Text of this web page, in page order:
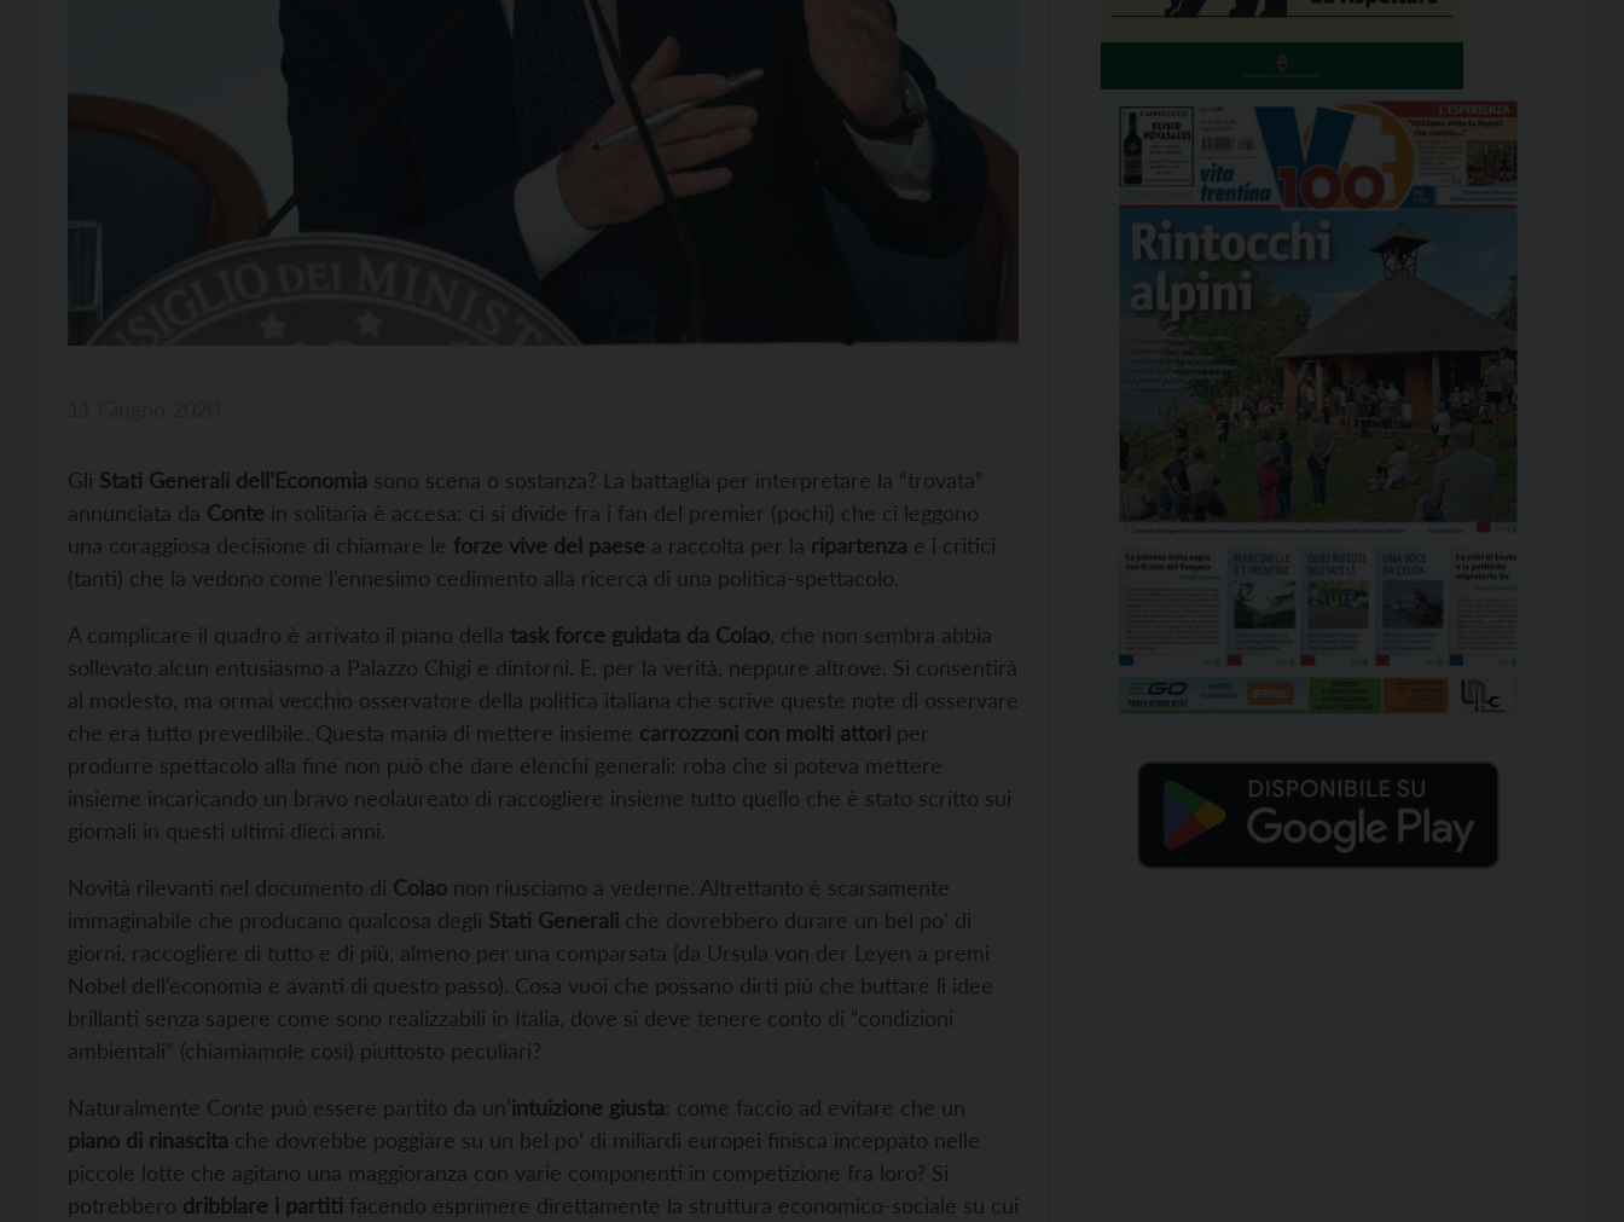
Gli Stati Generali dell’Economia sono scena o sostanza? La battaglia per interpretare la “trovata”
annunciata da Conte in solitaria è accesa: ci si divide fra i fan del premier (pochi) che ci leggono
una coraggiosa decisione di chiamare le forze vive del paese a raccolta per la ripartenza e i critici
(tanti) che la vedono come l’ennesimo cedimento alla ricerca di una politica-spettacolo.
A complicare il quadro è arrivato il piano della task force guidata da Colao , che non sembra abbia
sollevato alcun entusiasmo a Palazzo Chigi e dintorni. E, per la verità, neppure altrove. Si consentirà
al modesto, ma ormai vecchio osservatore della politica italiana che scrive queste note di osservare
che era tutto prevedibile. Questa mania di mettere insieme carrozzoni con molti attori per
produrre spettacolo alla fine non può che dare elenchi generali: roba che si poteva mettere
insieme incaricando un bravo neolaureato di raccogliere insieme tutto quello che è stato scritto sui
giornali in questi ultimi dieci anni.
Novità rilevanti nel documento di Colao non riusciamo a vederne. Altrettanto è scarsamente
immaginabile che producano qualcosa degli Stati Generali che dovrebbero durare un bel po’ di
giorni, raccogliere di tutto e di più, almeno per una comparsata (da Ursula von der Leyen a premi
Nobel dell’economia e avanti di questo passo). Cosa vuoi che possano dirti più che buttare lì idee
brillanti senza sapere come sono realizzabili in Italia, dove si deve tenere conto di “condizioni
ambientali” (chiamiamole così) piuttosto peculiari?
Naturalmente Conte può essere partito da un’intuizione giusta: come faccio ad evitare che un
piano di rinascita che dovrebbe poggiare su un bel po’ di miliardi europei finisca inceppato nelle
piccole lotte che agitano una maggioranza con varie componenti in competizione fra loro? Si
potrebbero dribblare i partiti facendo esprimere direttamente la struttura economico-sociale su cui